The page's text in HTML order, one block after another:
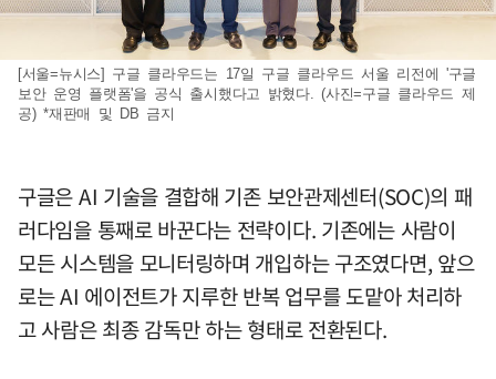
[서울=뉴시스] 구글 클라우드는 17일 구글 클라우드 서울 리전에 '구글
보안 운영 플랫폼'을 공식 출시했다고 밝혔다. (사진=구글 클라우드 제
공) *재판매 및 DB 금지
구글은 AI 기술을 결합해 기존 보안관제센터(SOC)의 패
러다임을 통째로 바꾼다는 전략이다. 기존에는 사람이
모든 시스템을 모니터링하며 개입하는 구조였다면, 앞으
로는 AI 에이전트가 지루한 반복 업무를 도맡아 처리하
고 사람은 최종 감독만 하는 형태로 전환된다.